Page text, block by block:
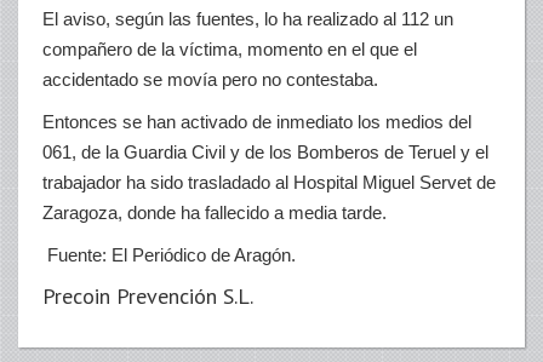
El aviso, según las fuentes, lo ha realizado al 112 un
compañero de la víctima, momento en el que el
accidentado se movía pero no contestaba.
Entonces se han activado de inmediato los medios del
061, de la Guardia Civil y de los Bomberos de Teruel y el
trabajador ha sido trasladado al Hospital Miguel Servet de
Zaragoza, donde ha fallecido a media tarde.
Fuente: El Periódico de Aragón.
Precoin Prevención S.L.